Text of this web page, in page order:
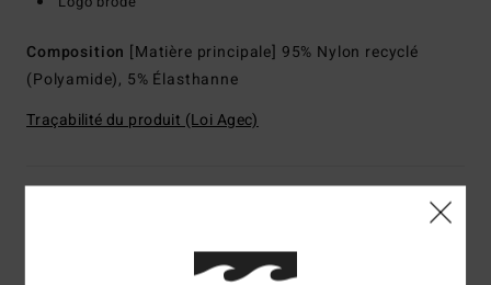
Composition [Matière principale] 95% Nylon recyclé
(Polyamide), 5% Élasthanne
Traçabilité du produit (Loi Agec)